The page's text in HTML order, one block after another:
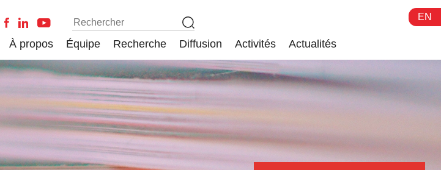
EN
À propos Équipe Recherche Diffusion Activités Actualités